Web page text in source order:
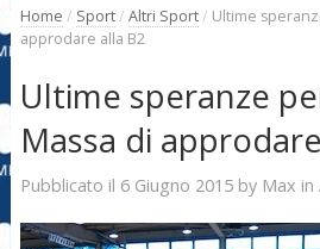
Home / Sport/ Altri Sport/ Ultime
approdare alla B2
Ultime speranze
Massa di
Pubblicato il 6 Giugno 2015by Max in